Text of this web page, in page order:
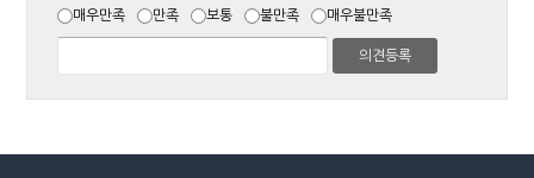
매우만족 만족 보통 불만족 매우불만족